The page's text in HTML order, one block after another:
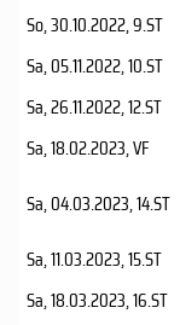
So, 30.10.2022, 9.ST
Sa, 05.11.2022, 10.ST
Sa, 26.11.2022, 12.ST
Sa, 18.02.2023, VF
Sa, 04.03.2023, 14.ST
Sa, 11.03.2023, 15.ST
Sa, 18.03.2023, 16.ST